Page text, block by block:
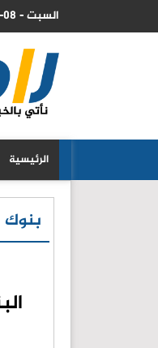
2026-08-08 - السبتبارباح تصل لـ 22 مليار دولار
الرئيسية
بنوك